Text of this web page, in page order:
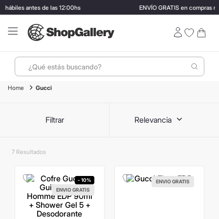
antes de las 12:00hs ENVÍO GRATIS en compras
¿Qué estás buscando?
Gucci
Filtrar Relevancia
7
- 10%
ENVIO GRATIS
ENVIO GRATIS
Términos más buscados
ray ban
5 vino
bressia
7 hugo boss